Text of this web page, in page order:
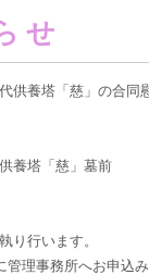
せ
供養塔「慈」の合同
養塔「慈」墓前
行います。
理事務所へお申込み